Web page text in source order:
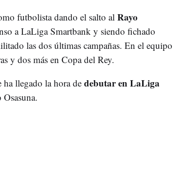
futbolista dando el salto al Rayo
a LaLiga Smartbank y siendo fichado
las dos últimas campañas. En el equipo
y dos más en Copa del Rey.
llegado la hora de debutar en LaLiga